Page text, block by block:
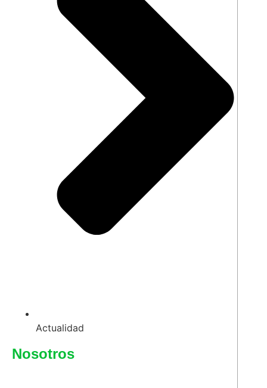
Actualidad
Nosotros